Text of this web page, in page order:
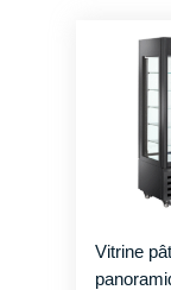
Vitrine